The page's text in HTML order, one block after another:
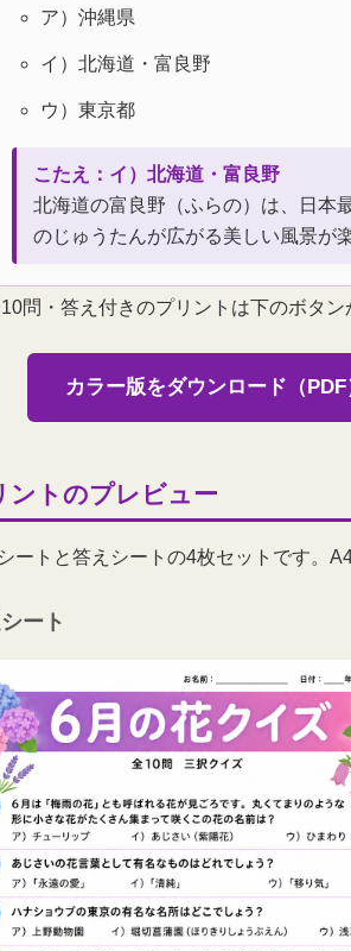
ア）沖縄県
イ）北海道・富良野
ウ）東京都
こたえ：イ）北海道・富良野
北海道の富良野（ふらの）は、日本
のじゅうたんが広がる美しい風景が
問・答え付きのプリントは下のボタン
カラー版をダウンロード（PDF
ントのプレビュー
ートと答えシートの4枚セットです。
ート